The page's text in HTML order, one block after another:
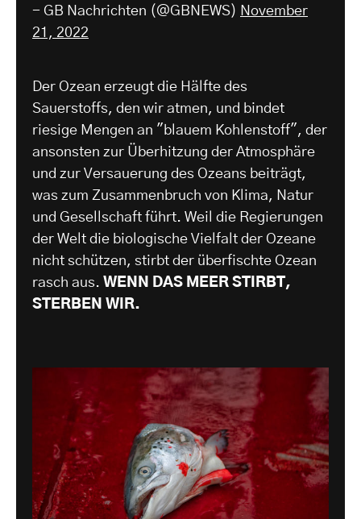
- GB Nachrichten (@GBNEWS) November
21, 2022
Der Ozean erzeugt die Hälfte des
Sauerstoffs, den wir atmen, und bindet
riesige Mengen an "blauem Kohlenstoff", der
ansonsten zur Überhitzung der Atmosphäre
und zur Versauerung des Ozeans beiträgt,
was zum Zusammenbruch von Klima, Natur
und Gesellschaft führt. Weil die Regierungen
der Welt die biologische Vielfalt der Ozeane
nicht schützen, stirbt der überfischte Ozean
rasch aus. WENN DAS MEER STIRBT,
STERBEN WIR.